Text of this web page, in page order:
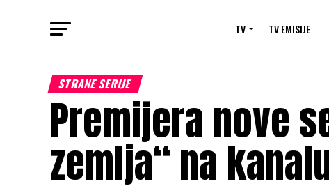
TV TV EMISIJE
STRANE SERIJE
Premijera nove
zemlja“ na